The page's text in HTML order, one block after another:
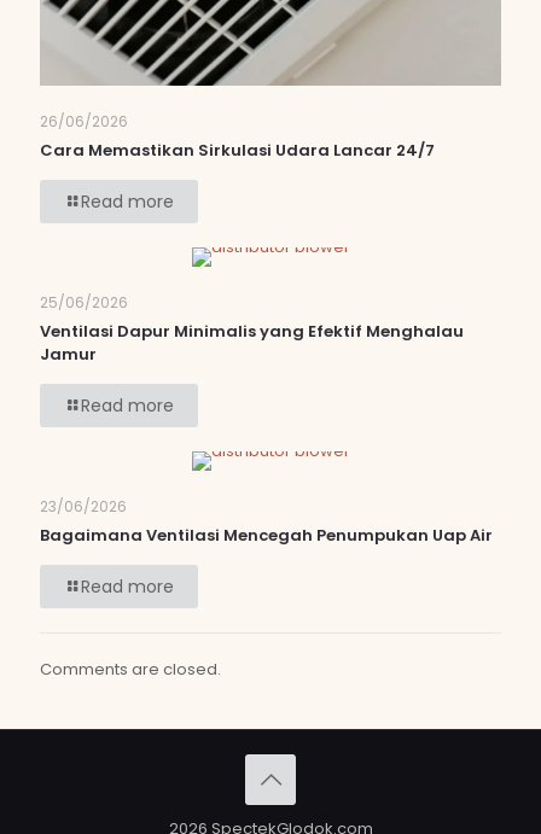
26/06/2026
Cara Memastikan Sirkulasi Udara Lancar 24/7
Read more
25/06/2026
Ventilasi Dapur Minimalis yang Efektif Menghalau
Jamur
Read more
23/06/2026
Bagaimana Ventilasi Mencegah Penumpukan Uap Air
Read more
Comments are closed.
2026 SpectekGlodok.com